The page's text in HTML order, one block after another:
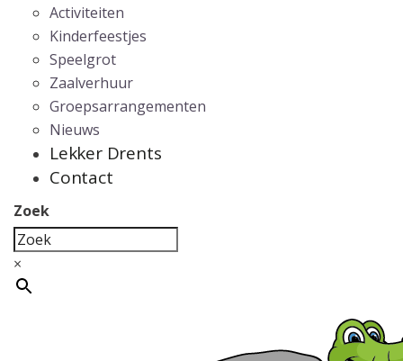
Activiteiten
Kinderfeestjes
Speelgrot
Zaalverhuur
Groepsarrangementen
Nieuws
Lekker Drents
Contact
Zoek
×